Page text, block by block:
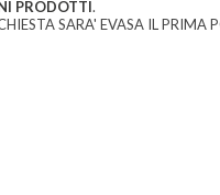
PRODOTTI.
SARA' EVASA IL PRIMA